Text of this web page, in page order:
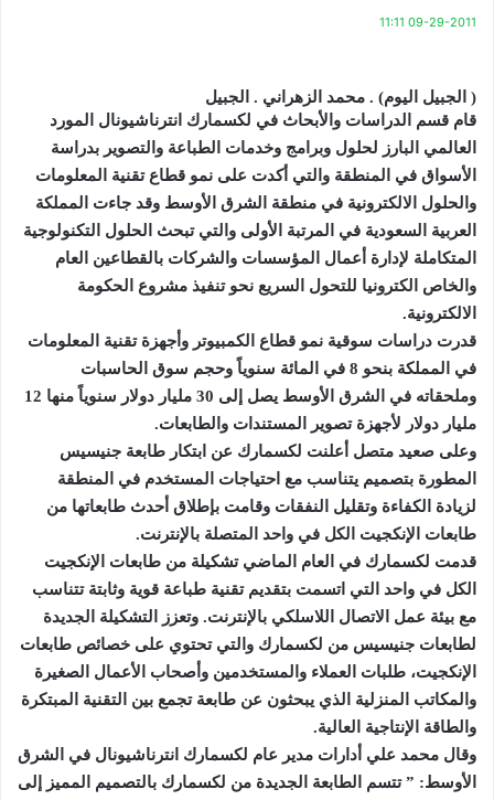
09-29-2011 11:11
( الجبيل اليوم) . محمد الزهراني . الجبيل
قام قسم الدراسات والأبحاث في لكسمارك انترناشيونال المورد
العالمي البارز لحلول وبرامج وخدمات الطباعة والتصوير بدراسة
الأسواق في المنطقة والتي أكدت على نمو قطاع تقنية المعلومات
والحلول الالكترونية في منطقة الشرق الأوسط وقد جاءت المملكة
العربية السعودية في المرتبة الأولى والتي تبحث الحلول التكنولوجية
المتكاملة لإدارة أعمال المؤسسات والشركات بالقطاعين العام
والخاص الكترونيا للتحول السريع نحو تنفيذ مشروع الحكومة
الالكترونية.
قدرت دراسات سوقية نمو قطاع الكمبيوتر وأجهزة تقنية المعلومات
في المملكة بنحو 8 في المائة سنوياً وحجم سوق الحاسبات
وملحقاته في الشرق الأوسط يصل إلى 30 مليار دولار سنوياً منها 12
مليار دولار لأجهزة تصوير المستندات والطابعات.
وعلى صعيد متصل أعلنت لكسمارك عن ابتكار طابعة جنيسيس
المطورة بتصميم يتناسب مع احتياجات المستخدم في المنطقة
لزيادة الكفاءة وتقليل النفقات وقامت بإطلاق أحدث طابعاتها من
طابعات الإنكجيت الكل في واحد المتصلة بالإنترنت.
قدمت لكسمارك في العام الماضي تشكيلة من طابعات الإنكجيت
الكل في واحد التي اتسمت بتقديم تقنية طباعة قوية وثابتة تتناسب
مع بيئة عمل الاتصال اللاسلكي بالإنترنت. وتعزز التشكيلة الجديدة
لطابعات جنيسيس من لكسمارك والتي تحتوي على خصائص طابعات
الإنكجيت، طلبات العملاء والمستخدمين وأصحاب الأعمال الصغيرة
والمكاتب المنزلية الذي يبحثون عن طابعة تجمع بين التقنية المبتكرة
والطاقة الإنتاجية العالية.
وقال محمد علي أدارات مدير عام لكسمارك انترناشيونال في الشرق
الأوسط: ” تتسم الطابعة الجديدة من لكسمارك بالتصميم المميز إلى